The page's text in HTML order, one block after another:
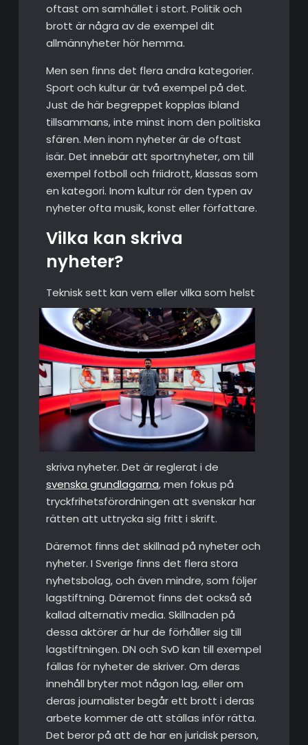
oftast om samhället i stort. Politik och
brott är några av de exempel dit
allmännyheter hör hemma.
Men sen finns det flera andra kategorier.
Sport och kultur är två exempel på det.
Just de här begreppet kopplas ibland
tillsammans, inte minst inom den politiska
sfären. Men inom nyheter är de oftast
isär. Det innebär att sportnyheter, om till
exempel fotboll och friidrott, klassas som
en kategori. Inom kultur rör den typen av
nyheter ofta musik, konst eller författare.
Vilka kan skriva
nyheter?
Teknisk sett kan vem eller vilka som helst
skriva nyheter. Det är reglerat i de
svenska grundlagarna, men fokus på
tryckfrihetsförordningen att svenskar har
rätten att uttrycka sig fritt i skrift.
Däremot finns det skillnad på nyheter och
nyheter. I Sverige finns det flera stora
nyhetsbolag, och även mindre, som följer
lagstiftning. Däremot finns det också så
kallad alternativ media. Skillnaden på
dessa aktörer är hur de förhåller sig till
lagstiftningen. DN och SvD kan till exempel
fällas för nyheter de skriver. Om deras
innehåll bryter mot någon lag, eller om
deras journalister begår ett brott i deras
arbete kommer de att ställas inför rätta.
Det beror på att de har en juridisk person,